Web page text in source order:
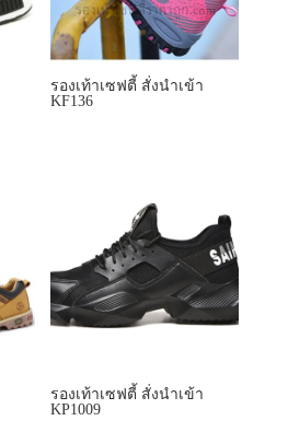
รองเท้าเซฟตี้ สั่งนำเข้า
KF136
รองเท้าเซฟตี้ สั่งนำเข้า
KP1009